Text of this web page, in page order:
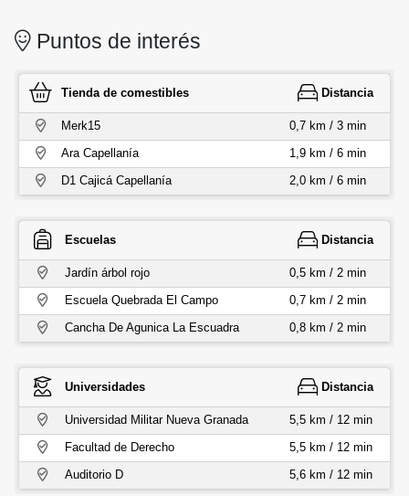
Puntos de interés
Tienda de comestibles Distancia
Merk15
0,7 km / 3 min
Ara Capellanía
1,9 km / 6 min
D1 Cajicá Capellanía
2,0 km / 6 min
Escuelas Distancia
Jardín árbol rojo
0,5 km / 2 min
Escuela Quebrada El Campo
0,7 km / 2 min
Cancha De Agunica La Escuadra
0,8 km / 2 min
Universidades Distancia
Universidad Militar Nueva Granada
5,5 km / 12 min
Facultad de Derecho
5,5 km / 12 min
Auditorio D
5,6 km / 12 min